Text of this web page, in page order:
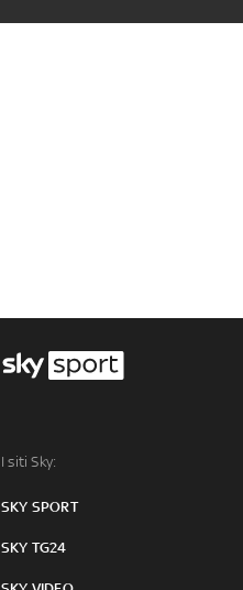
I siti Sky:
SKY SPORT
SKY TG24